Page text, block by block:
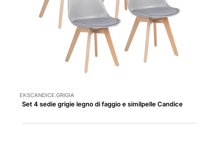
EKSCANDICE.GRIGIA
Set 4 sedie grigie legno di faggio e similpelle Candice